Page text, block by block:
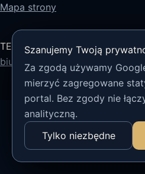
Mapa strony
TECH5 sp. z o.o.
biuro@tech5.pl
Szanujemy Twoją
Za zgodą używamy
mierzyć zagregowane
portal. Bez zgody nie
analityczną.
Tylko niezbędne